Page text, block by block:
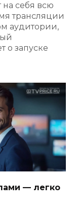
себя всю
трансляции
аудитории,
о запуске
— легко